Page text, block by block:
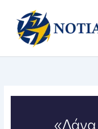
περιεχόμενο